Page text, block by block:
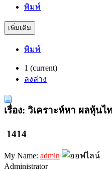
พิมพ์
เพิ่มเติม
พิมพ์
1 (current)
ลงล่าง
เรื่อง: วิเคราะห์หา ผลหุ้น
1414
My Name: admin
Administrator